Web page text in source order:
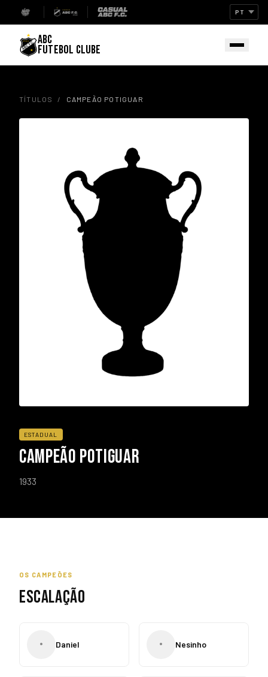
ABC
FUTEBOL CLUBE
TÍTULOS / CAMPEÃO POTIGUAR
ESTADUAL
CAMPEÃO POTIGUAR
1933
OS CAMPEÕES
ESCALAÇÃO
• Daniel • Nesinho